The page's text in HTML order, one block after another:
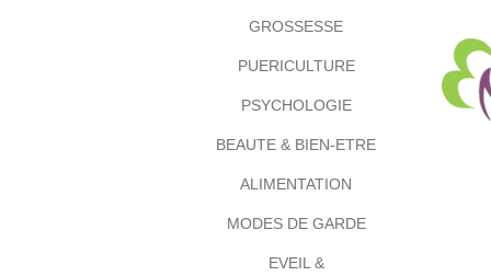
GROSSESSE
PUERICULTURE
PSYCHOLOGIE
BEAUTE & BIEN-ETRE
ALIMENTATION
MODES DE GARDE
EVEIL &